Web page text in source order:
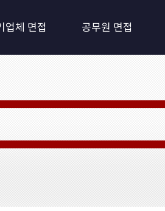
업체 면접 공무원 면접
이닝)